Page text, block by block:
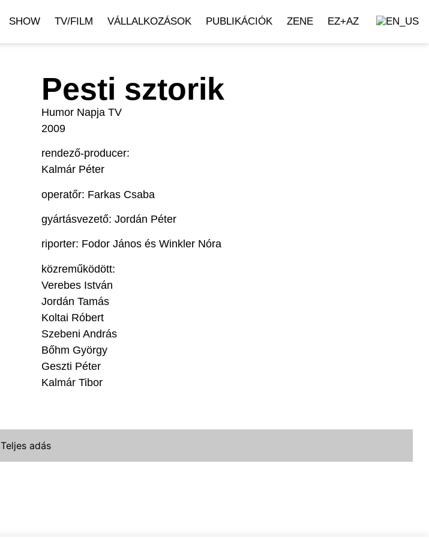
SHOW TV/FILM VÁLLALKOZÁSOK PUBLIKÁCIÓK ZENE EZ+AZ
Pesti sztorik
Humor Napja TV
2009
rendező-producer:
Kalmár Péter
operatőr: Farkas Csaba
gyártásvezető: Jordán Péter
riporter: Fodor János és Winkler Nóra
közreműködött:
Verebes István
Jordán Tamás
Koltai Róbert
Szebeni András
Bőhm György
Geszti Péter
Kalmár Tibor
Teljes adás